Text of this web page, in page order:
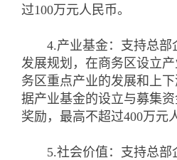
过100万元人民币。
4.产业基金：支持总部
发展规划，在商务区设立
务区重点产业的发展和上
据产业基金的设立与募集
奖励，最高不超过400万元
5.社会价值：支持总部